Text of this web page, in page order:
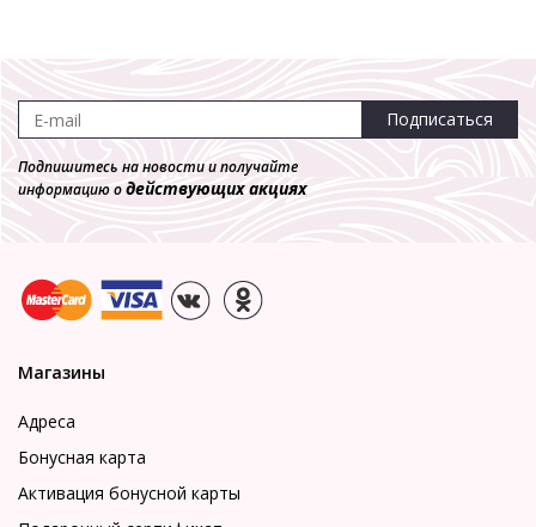
Подписаться
Подпишитесь на новости и получайте
информацию одействующих акциях
Магазины
Адреса
Бонусная карта
Активация бонусной карты